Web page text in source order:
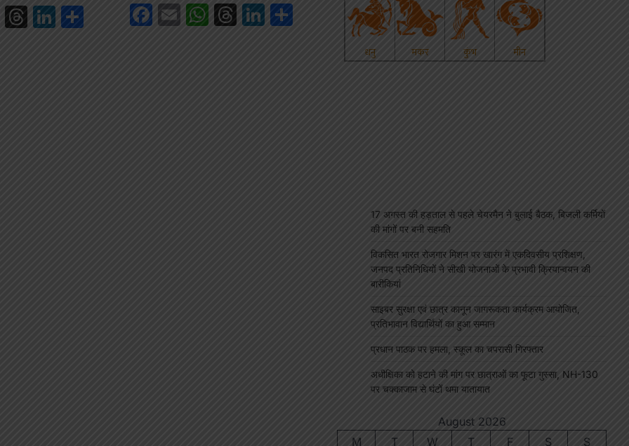
WhatsApp
Threads
LinkedIn
Share Facebook
EmailWhatsApp
Threads
LinkedIn
Share
17 अगस्त की हड़ताल से पहले चेयरमैन ने बुलाई बैठक, बिजली कर्मियों
की मांगों पर बनी सहमति
विकसित भारत रोजगार मिशन पर खारंग में एकदिवसीय प्रशिक्षण,
जनपद प्रतिनिधियों ने सीखी योजनाओं के प्रभावी क्रियान्वयन की
बारीकियां
साइबर सुरक्षा एवं छात्र कानून जागरूकता कार्यक्रम आयोजित,
प्रतिभावान विद्यार्थियों का हुआ सम्मान
प्रधान पाठक पर हमला, स्कूल का चपरासी गिरफ्तार
अधीक्षिका को हटाने की मांग पर छात्राओं का फूटा गुस्सा, NH-130
पर चक्काजाम से घंटों थमा यातायात
August 2026
M
T W T F S S